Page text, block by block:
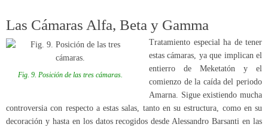
Las Cámaras Alfa, Beta y Gamma
Fig. 9. Posición de las tres cámaras.
Tratamiento especial ha de tener
estas cámaras, ya que implican el
entierro de Meketatón y el
comienzo de la caída del periodo
Amarna. Sigue existiendo mucha
controversia con respecto a estas salas, tanto en su estructura, como en su
decoración y hasta en los datos recogidos desde Alessandro Barsanti en las